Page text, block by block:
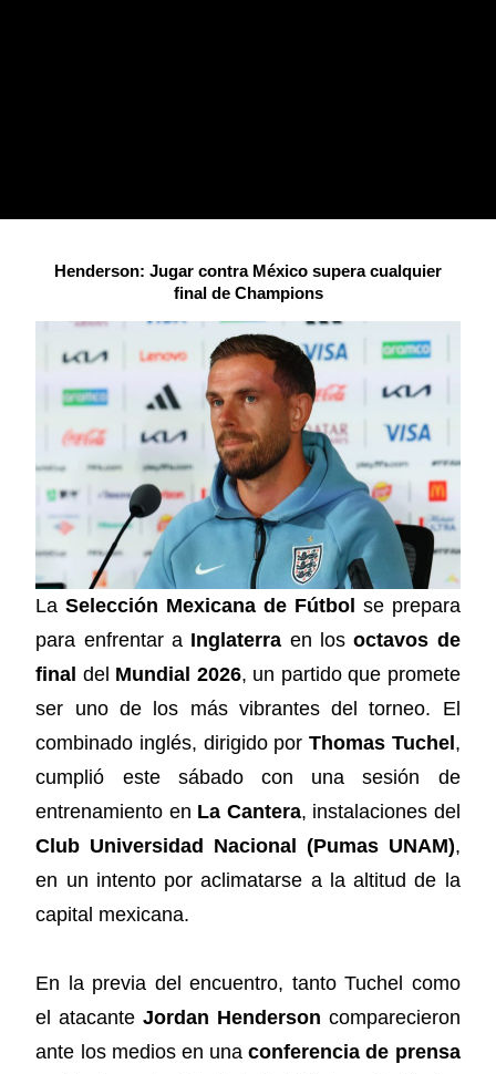
Henderson: Jugar contra México supera cualquier
final de Champions
LaSelección Mexicana de Fútbol se prepara
para enfrentar a Inglaterra en losoctavos de
final del Mundial 2026, un partido que promete
ser uno de los más vibrantes del torneo. El
combinado inglés, dirigido por Thomas Tuchel,
cumplió este sábado con una sesión de
entrenamiento en La Cantera, instalaciones del
Club Universidad Nacional (Pumas UNAM),
en un intento por aclimatarse a la altitud de la
capital mexicana.
En la previa del encuentro, tanto Tuchel como
el atacante Jordan Henderson comparecieron
ante los medios en unaconferencia de prensa